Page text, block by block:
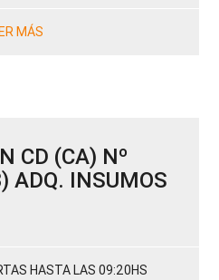
MÁS
CD (CA) Nº
ADQ. INSUMOS
HASTA LAS 09:20HS